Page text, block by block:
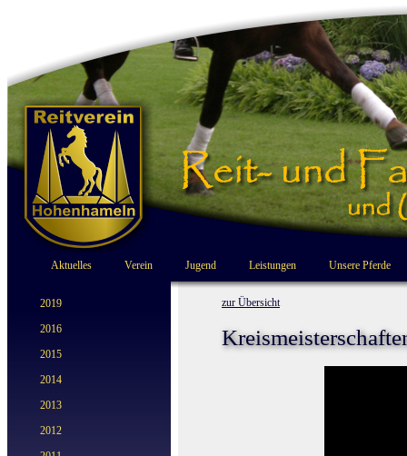
Aktuelles Verein Jugend Leistungen Unsere Pferde
2019
2016
2015
2014
2013
2012
zur Übersicht